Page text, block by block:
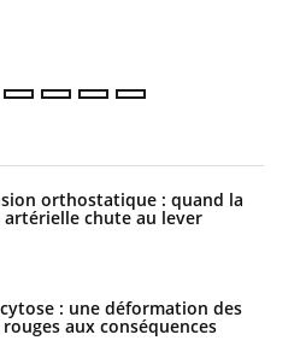
orthostatique : quand la
artérielle chute au lever
: une déformation des
aux conséquences